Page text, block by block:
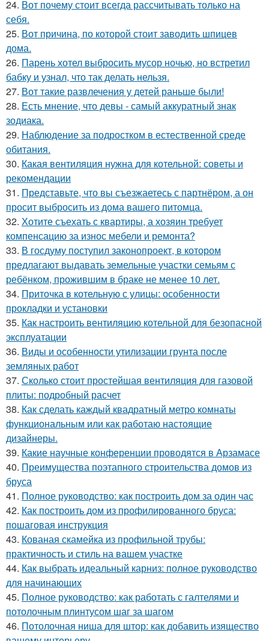
24. Вот почему стоит всегда рассчитывать только на
себя.
25. Вот причина, по которой стоит заводить шпицев
дома.
26. Парень хотел выбросить мусор ночью, но встретил
бабку и узнал, что так делать нельзя.
27. Вот такие развлечения у детей раньше были!
28. Есть мнение, что девы - самый аккуратный знак
зодиака.
29. Наблюдение за подростком в естественной среде
обитания.
30. Какая вентиляция нужна для котельной: советы и
рекомендации
31. Представьте, что вы съезжаетесь с партнёром, а он
просит выбросить из дома вашего питомца.
32. Хотите съехать с квартиры, а хозяин требует
компенсацию за износ мебели и ремонта?
33. В госдуму поступил законопроект, в котором
предлагают выдавать земельные участки семьям с
ребёнком, прожившим в браке не менее 10 лет.
34. Приточка в котельную с улицы: особенности
прокладки и установки
35. Как настроить вентиляцию котельной для безопасной
эксплуатации
36. Виды и особенности утилизации грунта после
земляных работ
37. Сколько стоит простейшая вентиляция для газовой
плиты: подробный расчет
38. Как сделать каждый квадратный метро комнаты
функциональным или как работаю настоящие
дизайнеры.
39. Какие научные конференции проводятся в Арзамасе
40. Преимущества поэтапного строительства домов из
бруса
41. Полное руководство: как построить дом за один час
42. Как построить дом из профилированного бруса:
пошаговая инструкция
43. Кованая скамейка из профильной трубы:
практичность и стиль на вашем участке
44. Как выбрать идеальный карниз: полное руководство
для начинающих
45. Полное руководство: как работать с галтелями и
потолочным плинтусом шаг за шагом
46. Потолочная ниша для штор: как добавить изящество